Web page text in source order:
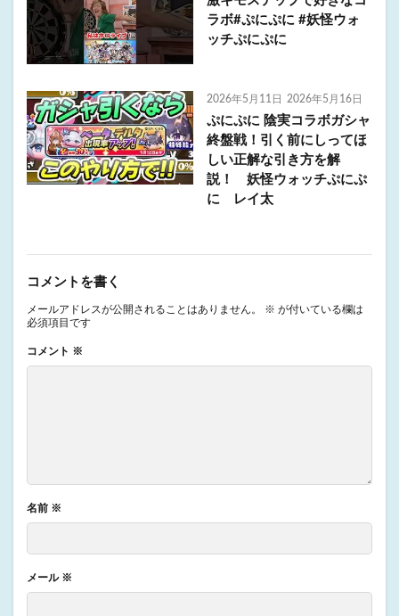
ラボ#ぷにぷに #妖怪ウォ
ッチぷにぷに
2026年5月11日 2026年5月16日
ぷにぷに 陰実コラボガシャ
終盤戦！引く前にしってほ
しい正解な引き方を解
説！ 妖怪ウォッチぷにぷ
に レイ太
コメントを書く
メールアドレスが公開されることはありません。 ※ が付いている欄は
必須項目です
コメント ※
名前 ※
メール ※